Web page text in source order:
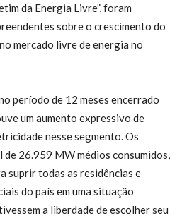
da Energia Livre”, foram
sobre o crescimento do
mercado livre de energia no
período de 12 meses encerrado
um aumento expressivo de
nesse segmento. Os
26.959 MW médios consumidos,
suprir todas as residências e
do país em uma situação
a liberdade de escolher seu